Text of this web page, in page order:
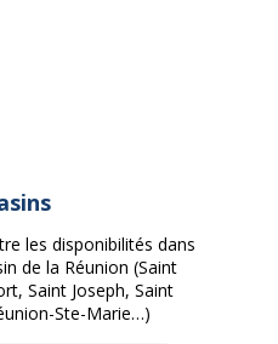
les disponibilités dans
de la Réunion (Saint
Saint Joseph, Saint
Ste-Marie…)